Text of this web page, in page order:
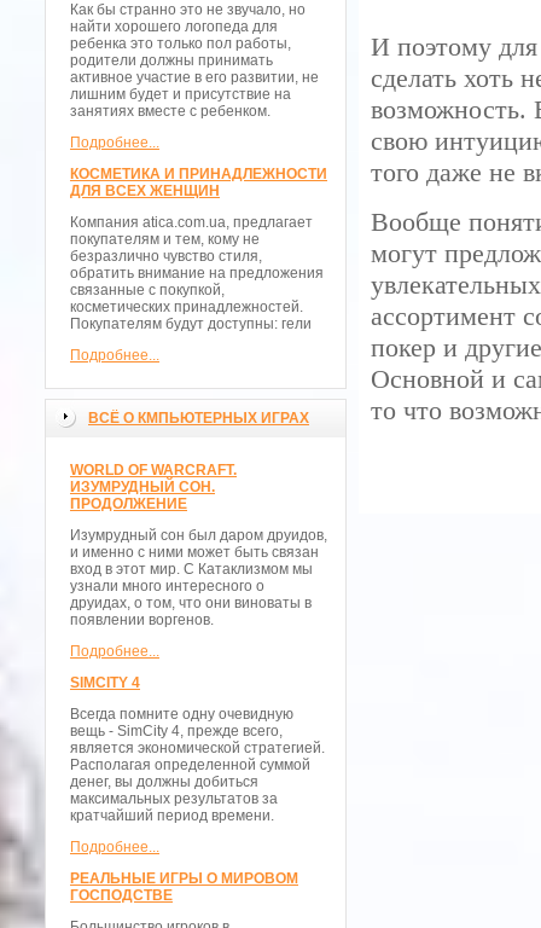
Как бы странно это не звучало, но
найти хорошего логопеда для
ребенка это только пол работы,
родители должны принимать
активное участие в его развитии, не
лишним будет и присутствие на
занятиях вместе с ребенком.
Подробнее...
КОСМЕТИКА И ПРИНАДЛЕЖНОСТИ
ДЛЯ ВСЕХ ЖЕНЩИН
Компания atica.com.ua, предлагает
покупателям и тем, кому не
безразлично чувство стиля,
обратить внимание на предложения
связанные с покупкой,
косметических принадлежностей.
Покупателям будут доступны: гели
Подробнее...
ВСЁ О КМПЬЮТЕРНЫХ ИГРАХ
WORLD OF WARCRAFT.
ИЗУМРУДНЫЙ СОН.
ПРОДОЛЖЕНИЕ
Изумрудный сон был даром друидов,
и именно с ними может быть связан
вход в этот мир. С Катаклизмом мы
узнали много интересного о
друидах, о том, что они виноваты в
появлении воргенов.
Подробнее...
SIMCITY 4
Всегда помните одну очевидную
вещь - SimCity 4, прежде всего,
является экономической стратегией.
Располагая определенной суммой
денег, вы должны добиться
максимальных результатов за
кратчайший период времени.
Подробнее...
РЕАЛЬНЫЕ ИГРЫ О МИРОВОМ
ГОСПОДСТВЕ
И поэтому
сделать хоть
возможность.
свою
того даже не
Вообще
могут
ассортимент
покер и
Основной и
то что